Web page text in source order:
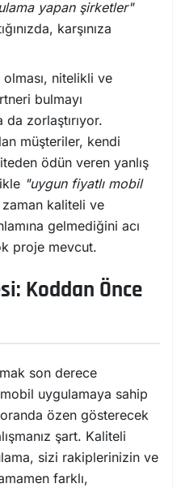
yapan şirketler"
karşınıza
nitelikli ve
bulmayı
zorlaştırıyor.
müşteriler, kendi
ödün veren yanlış
"uygun fiyatlı mobil
kaliteli ve
gelmediğini acı
proje mevcut.
Koddan Önce
son derece
uygulamaya sahip
özen gösterecek
şart. Kaliteli
sizi rakiplerinizin ve
farklı,